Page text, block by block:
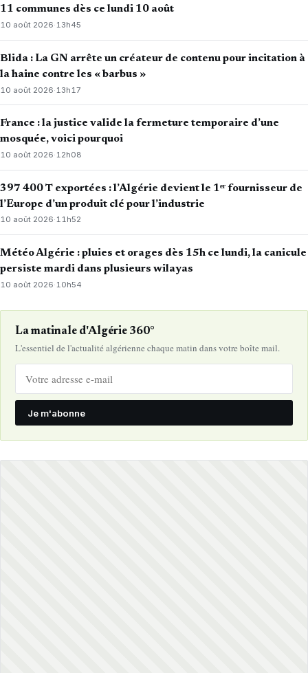
11 communes dès ce lundi 10 août
10 août 2026·13h45
Blida : La GN arrête un créateur de contenu pour incitation à
la haine contre les « barbus »
10 août 2026· 13h17
France : la justice valide la fermeture temporaire d’une
mosquée, voici pourquoi
10 août 2026·12h08
397 400 T exportées : l’Algérie devient le 1ᵉʳ fournisseur de
l’Europe d’un produit clé pour l’industrie
10 août 2026·11h52
Météo Algérie : pluies et orages dès 15h ce lundi, la canicule
persiste mardi dans plusieurs wilayas
10 août 2026· 10h54
La matinale d'Algérie 360°
L'essentiel de l'actualité algérienne chaque matin dans votre boîte mail.
Je m'abonne